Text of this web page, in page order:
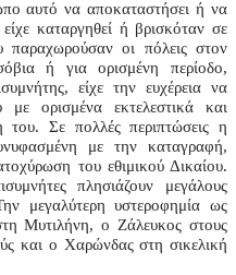
αυτό να αποκαταστήσει ή να
καταργηθεί ή βρισκόταν σε
οι πόλεις στον
ή για ορισμένη περίοδο,
είχε την ευχέρεια να
ορισμένα εκτελεστικά και
του. Σε πολλές περιπτώσεις η
με την καταγραφή,
του εθιμικού Δικαίου.
πλησιάζουν μεγάλους
μεγαλύτερη υστεροφημία ως
Μυτιλήνη, ο Ζάλευκος στους
και ο Χαρώνδας στη σικελική